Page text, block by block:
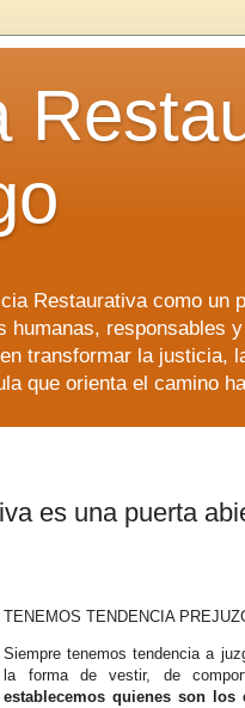
Restaurativa como
humanas, responsables
transformar la justicia,
que orienta el camino
es una puerta
TENEMOS TENDENCIA
Siempre tenemos tendencia a
la forma de vestir, de
establecemos quienes son